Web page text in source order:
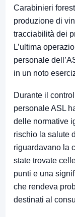
Carabinieri
produzione di
tracciabilità dei
L’ultima
personale
in un noto
Durante il
personale ASL
delle normative
rischio la salute
riguardavano la
state trovate
punti e una
che rendeva
destinati al